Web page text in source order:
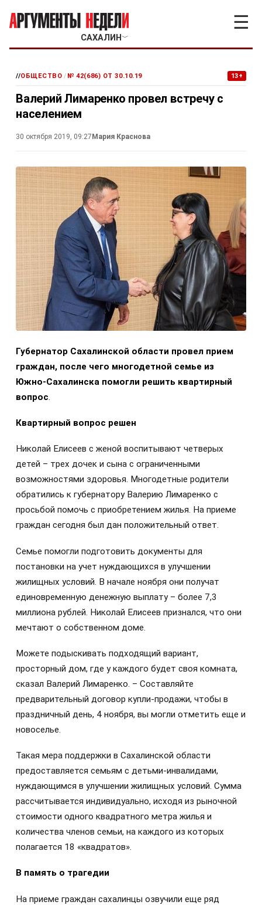
САХАЛИН ﹀
☰
//ОБЩЕСТВО / № 42(686) ОТ 30.10.19 13+
Валерий Лимаренко провел встречу с
населением
30 октября 2019, 09:27 Мария Краснова
Губернатор Сахалинской области провел прием
граждан, после чего многодетной семье из
Южно-Сахалинска помогли решить квартирный
вопрос.
Квартирный вопрос решен
Николай Елисеев с женой воспитывают четверых
детей – трех дочек и сына с ограниченными
возможностями здоровья. Многодетные родители
обратились к губернатору Валерию Лимаренко с
просьбой помочь с приобретением жилья. На приеме
граждан сегодня был дан положительный ответ.
Семье помогли подготовить документы для
постановки на учет нуждающихся в улучшении
жилищных условий. В начале ноября они получат
единовременную денежную выплату – более 7,3
миллиона рублей. Николай Елисеев признался, что они
мечтают о собственном доме.
Можете подыскивать подходящий вариант,
просторный дом, где у каждого будет своя комната,
сказал Валерий Лимаренко. – Составляйте
предварительный договор купли-продажи, чтобы в
праздничный день, 4 ноября, вы могли отметить еще и
новоселье.
Такая мера поддержки в Сахалинской области
предоставляется семьям с детьми-инвалидами,
нуждающимся в улучшении жилищных условий. Сумма
рассчитывается индивидуально, исходя из рыночной
стоимости одного квадратного метра жилья и
количества членов семьи, на каждого из которых
полагается 18 «квадратов».
В память о трагедии
На приеме граждан сахалинцы озвучили еще ряд